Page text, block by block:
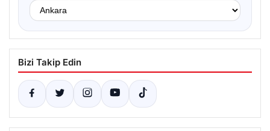
Bizi Takip Edin